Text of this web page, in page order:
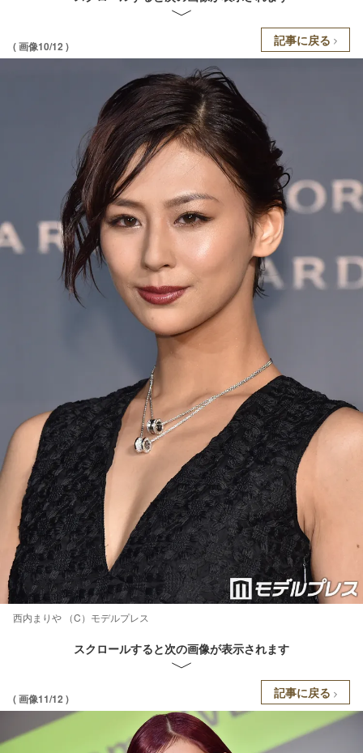
( 画像10/12 ) 記事に戻る
西内まりや （C）モデルプレス
スクロールすると次の画像が表示されます
( 画像11/12 ) 記事に戻る